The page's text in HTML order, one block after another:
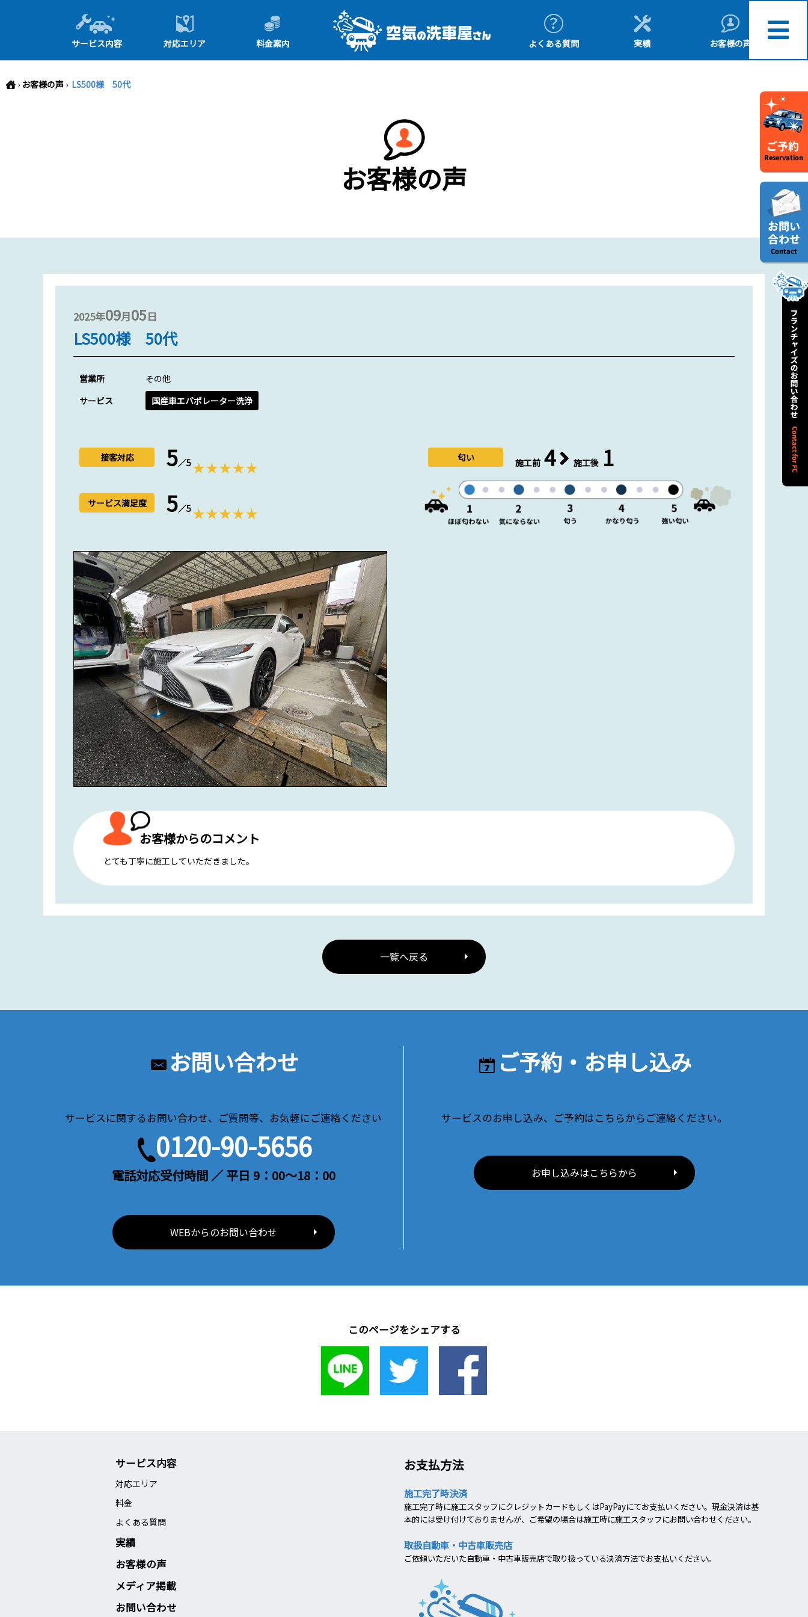
サービス内容 対応エリア 料金案内 よくある質問 実績 お客様の声
› お客様の声 › LS500様 50代
お客様の声
2025年09月05日
LS500様 50代
営業所
その他
サービス
国産車エバポレーター洗浄
接客対応 5／5
サービス満足度 5／5
匂い 施工前 4 施工後 1
お客様からのコメント
とても丁寧に施工していただきました。
一覧へ戻る
お問い合わせ
サービスに関するお問い合わせ、ご質問等、お気軽にご連絡ください
0120-90-5656
電話対応受付時間 ／ 平日 9：00～18：00
WEBからのお問い合わせ
ご予約・お申し込み
サービスのお申し込み、ご予約はこちらからご連絡ください。
お申し込みはこちらから
このページをシェアする
サービス内容
対応エリア
料金
よくある質問
実績
お客様の声
メディア掲載
お問い合わせ
お支払方法
施工完了時決済
施工完了時に施工スタッフにクレジットカードもしくはPayPayにてお支払いください。現金決済は基
本的には受け付けておりませんが、ご希望の場合は施工時に施工スタッフにお問い合わせください。
取扱自動車・中古車販売店
ご依頼いただいた自動車・中古車販売店で取り扱っている決済方法でお支払いください。